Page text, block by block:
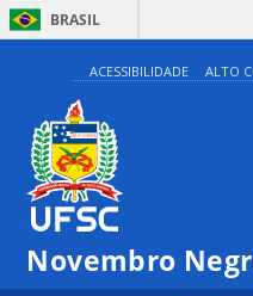
BRASIL
ACESSIBILIDADE ALTO
Novembro